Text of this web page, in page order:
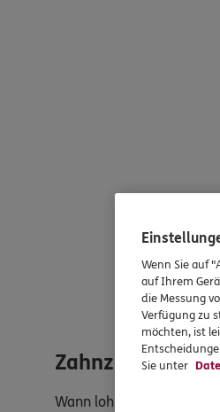
Wann lohnt sich eine
Wenn Sie auf
auf Ihrem
die Messung
Verfügung zu
möchten, ist
Sie unter